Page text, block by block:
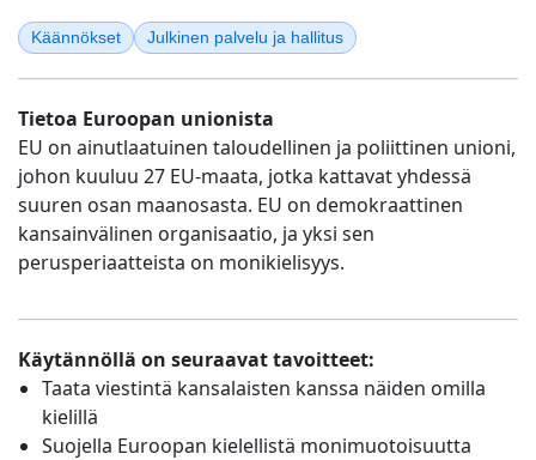
Datapalvelut
Vahvista tekoälyä luotettavilla tiedoilla
Kaikki ratkaisut
Ratkaisut toimialoittain
Valmistava Teollisuus
Rahoitus
AI-datapalvelut
Paranna AI:ta laadukkaalla datalla
Tapaa Lia
Nopea, älykäs ja skaalautuva AI-käännös
AI-ohjatun käännöksen hallinta globaaleille
Rakenna tulevaisuutesi kanssamme
Freelance-mahdollisuudet
Liity globaaliin verkostoomme
Käännökset Julkinen palvelu ja hallitus
Tietoa Euroopan unionista
EU on ainutlaatuinen taloudellinen ja poliittinen unioni,
johon kuuluu 27 EU-maata, jotka kattavat yhdessä
suuren osan maanosasta. EU on demokraattinen
kansainvälinen organisaatio, ja yksi sen
perusperiaatteista on monikielisyys.
Käytännöllä on seuraavat tavoitteet:
Taata viestintä kansalaisten kanssa näiden omilla
kielillä
Suojella Euroopan kielellistä monimuotoisuutta